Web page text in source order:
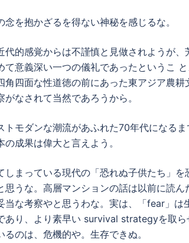
念を抱かざるを得ない神秘を感じるな。
代的感覚からは不謹慎と見做されようが、
て意義深い一つの儀礼であったというこ
角四面な性道徳の前にあった東アジア農耕
なされて当然であろうから。
トモダンな潮流があふれた70年代になるま
成果は偉大と言えよう。
しまっている現代の「恐れぬ子供たち」を
思うな。高層マンションの話は以前に読ん
当な考察やと思うわな。実は、「fear」は
あり、より素早い survival strategyを取ら
のは、危機的や。生存できぬ。